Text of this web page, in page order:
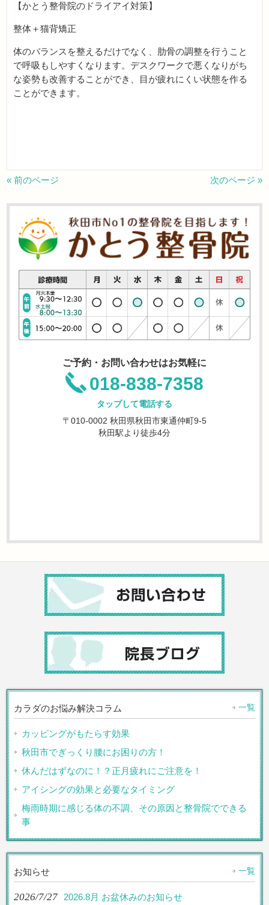
【かとう整骨院のドライアイ対策】
整体＋猫背矯正
体のバランスを整えるだけでなく、肋骨の調整を行うこと
で呼吸もしやすくなります。デスクワークで悪くなりがち
な姿勢も改善することができ、目が疲れにくい状態を作る
ことができます。
« 前のページ 次のページ »
ご予約・お問い合わせはお気軽に
018-838-7358
タップして電話する
〒010-0002 秋田県秋田市東通仲町9-5
秋田駅より徒歩4分
カラダのお悩み解決コラム 一覧
カッピングがもたらす効果
秋田市でぎっくり腰にお困りの方！
休んだはずなのに！？正月疲れにご注意を！
アイシングの効果と必要なタイミング
梅雨時期に感じる体の不調、その原因と整骨院でできる
事
お知らせ 一覧
2026/7/27 2026.8月 お盆休みのお知らせ